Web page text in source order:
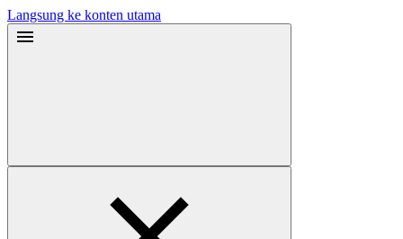
Langsung ke konten utama